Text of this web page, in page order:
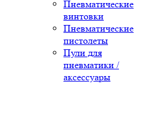
Пневматические
винтовки
Пневматические
пистолеты
Пули для
пневматики /
аксессуары